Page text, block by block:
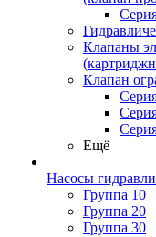
Клапаны
Клапан
Ещё
Насосы
Группа 10
Группа 20
Группа 30